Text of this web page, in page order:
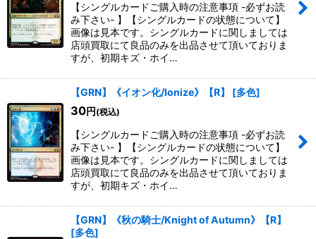
【シングルカードご購入時の注意事項 -必ずお読
み下さい- 】【シングルカードの状態について】
画像は見本です。シングルカードに関しましては
店頭買取にて良品のみを出品させて頂いておりま
すが、初期キズ・ホイ…
【GRN】《イオン化/Ionize》【R】 [多色]
30円 (税込)
【シングルカードご購入時の注意事項 -必ずお読
み下さい- 】【シングルカードの状態について】
画像は見本です。シングルカードに関しましては
店頭買取にて良品のみを出品させて頂いておりま
すが、初期キズ・ホイ…
【GRN】《秋の騎士/Knight of Autumn》【R】
[多色]